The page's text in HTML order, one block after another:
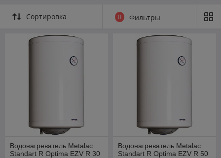
Сортировка 0 Фильтры
Водонагреватель Metalac
Standart R Optima EZV R 30
Водонагреватель Metalac
Standart R Optima EZV R 50